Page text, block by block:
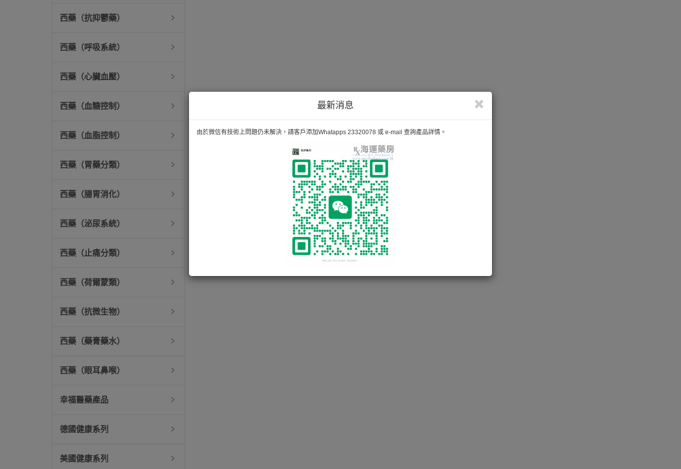
最新消息
由於微信有技術上問題仍未解決，請客戶添加Whatapps 23320078 或 e-mail 查詢產品詳情。
西藥（抗抑鬱藥）
西藥（呼吸系統）
西藥（心臟血壓）
西藥（血糖控制）
西藥（血脂控制）
西藥（胃藥分類）
西藥（腸胃消化）
西藥（泌尿系統）
西藥（止痛分類）
西藥（荷爾蒙類）
西藥（抗微生物）
西藥（藥膏藥水）
西藥（眼耳鼻喉）
幸福醫藥產品
德國健康系列
美國健康系列